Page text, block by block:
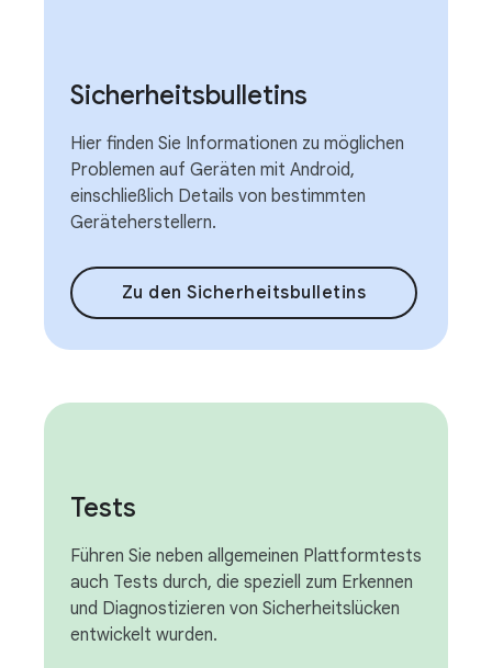
Sicherheitsbulletins
Hier finden Sie Informationen zu möglichen
Problemen auf Geräten mit Android,
einschließlich Details von bestimmten
Geräteherstellern.
Zu den Sicherheitsbulletins
Tests
Führen Sie neben allgemeinen Plattformtests
auch Tests durch, die speziell zum Erkennen
und Diagnostizieren von Sicherheitslücken
entwickelt wurden.